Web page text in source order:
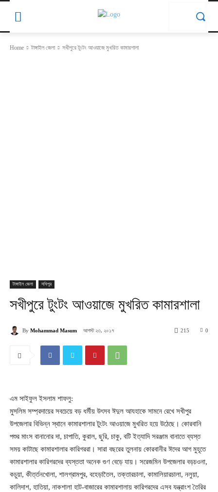
Home টাঙ্গাইল জেলা সখীপুরে টুংটং আওয়াজে মুখরিত কামারশালা
টাঙ্গাইল জেলা সখিপুর
সখীপুরে টুংটং আওয়াজে মুখরিত কামারশালা
By Mohammad Masum আগস্ট ২৩, ২০১৭ 0
215
এম সাইফুল ইসলাম শাফলু:
মুসলিম সম্প্রদায়ের সবচেয়ে বড় ধর্মীয় উৎসব ঈদুল আযহাকে সামনে রেখে সখীপুর
উপজেলার বিভিন্ন স্থানে কামারশালার টুংটং আওয়াজে মুখরিত হয়ে উঠেছে। কোরবানি
পশুর মাংস বানানোর দা, চাপাতি, কুরাল, ছুরি, চাকু, বটি ইত্যাদি সরঞ্জাম বানাতে ব্যস্ত
সময় কাটাছে কামারশালার কারিগররা। সারা বছরের তুলনায় কোরবানীর ঈদের আগ মুহূতে
কামারশালার কারিগরদের ব্যস্ততা অনেক গুণ বেড়ে যায়। সরেজমিন উপজেলার বড়চওনা,
কচুয়া, কীর্ত্তনখোলা, শালগ্রামপুর, বহেড়াতৈল, তক্তারচালা, কামালিয়ারচালা, নলুয়া,
কালিদাশ, হাতিয়া, নাকশালা হাট-বাজারের কামারশালায় কারিগরদের এসব যন্ত্রাংশ তৈরির